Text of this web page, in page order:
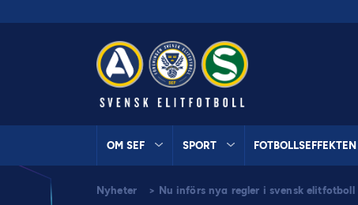
OM SEF SPORT FOTBOLLSEFFEKTEN
Nyheter > Nu införs nya regler i svensk elitfotboll